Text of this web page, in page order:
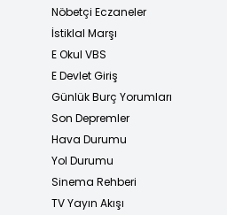
Nöbetçi Eczaneler
İstiklal Marşı
E Okul VBS
E Devlet Giriş
Günlük Burç Yorumları
Son Depremler
Hava Durumu
Yol Durumu
Sinema Rehberi
TV Yayın Akışı